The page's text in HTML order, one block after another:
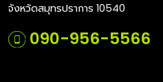
จังหวัดสมุทรปราการ 10540
090-956-5566